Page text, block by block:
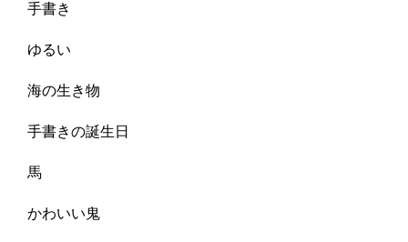
手書き
ゆるい
海の生き物
手書きの誕生日
馬
かわいい鬼